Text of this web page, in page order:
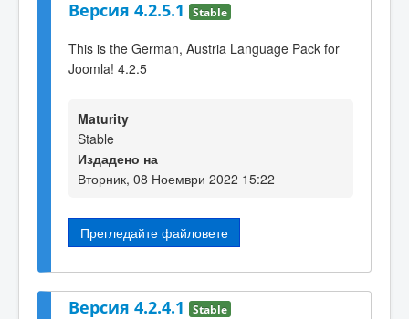
Версия 4.2.5.1 Stable
This is the German, Austria Language Pack for
Joomla! 4.2.5
Maturity
Stable
Издадено на
Вторник, 08 Ноември 2022 15:22
Прегледайте файловете
Версия 4.2.4.1 Stable